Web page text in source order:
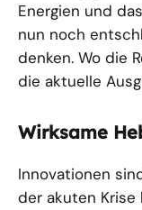
Energien und
nun noch
denken. Wo die
die aktuelle
Wirksame
Innovationen
der akuten Krise